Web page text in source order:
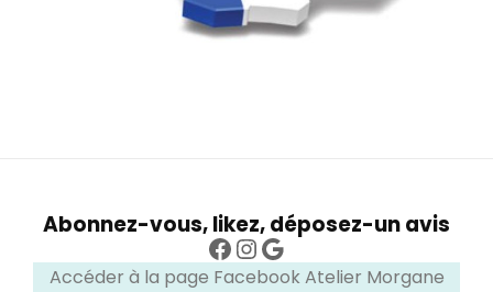
Abonnez-vous, likez, déposez-un avis
Facebook
Instagram
Google
Accéder à la page Facebook Atelier Morgane